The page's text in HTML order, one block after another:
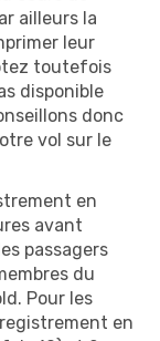
ailleurs la
leur
toutefois
disponible
donc
vol sur le
en
avant
passagers
du
Pour les
en